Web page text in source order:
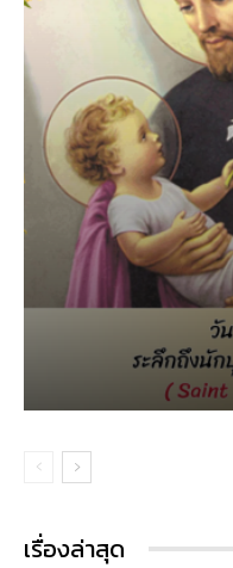
เรื่องล่าสุด